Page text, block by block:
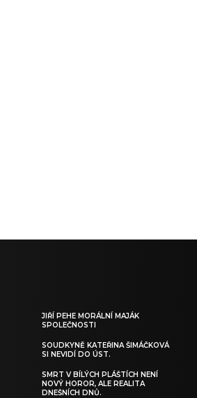
JIŘÍ PEHE MORÁLNÍ MAJÁK
SPOLEČNOSTI
SOUDKYNĚ KATEŘINA ŠIMÁČKOVÁ
SI NEVIDÍ DO ÚST.
SMRT V BÍLÝCH PLÁŠTÍCH NENÍ
NOVÝ HOROR, ALE REALITA
DNEŠNÍCH DNŮ.